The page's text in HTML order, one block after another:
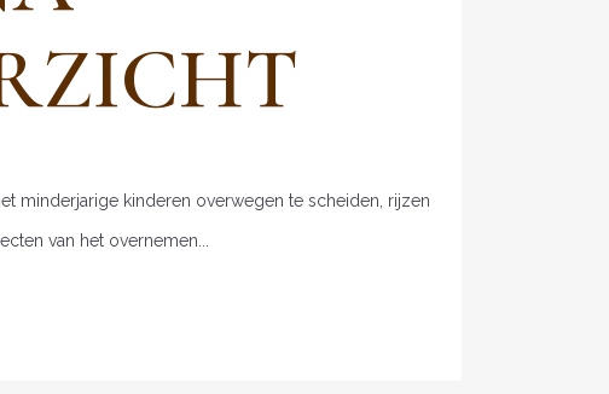
minderjarige kinderen overwegen te scheiden, rijzen
van het overnemen...